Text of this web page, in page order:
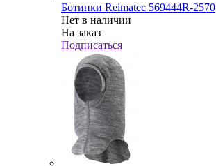
Ботинки Reimatec 569444R-2570
Нет в наличии
На заказ
Подписаться